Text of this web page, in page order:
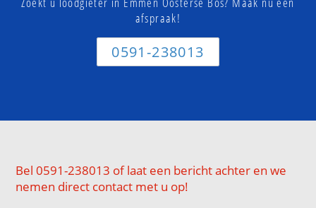
afspraak!
0591-238013
Bel 0591-238013 of laat een bericht achter en we
nemen direct contact met u op!